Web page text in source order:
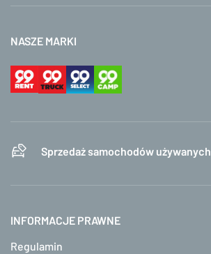
NASZE MARKI
Sprzedaż samochodów używanych
INFORMACJE PRAWNE
Regulamin